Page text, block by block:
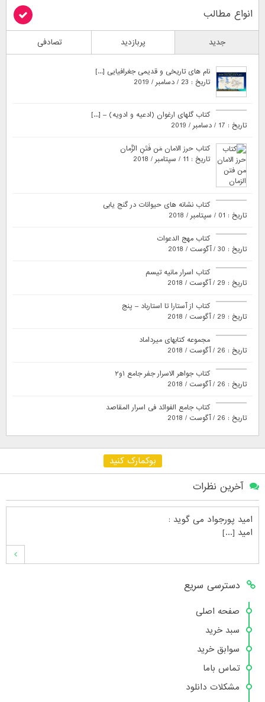
انواع مطالب
جدید پربازدید تصادفی
نام های تاریخی و قدیمی جغرافیایی [...]
تاریخ : 23 / دسامبر / 2019
کتاب گلهای ارغوان (ادعیه و ادویه) – [...]
تاریخ : 17 / دسامبر / 2019
کتاب حرز الامان مَن فَتَنِ الزَّمان
تاریخ : 11 / سپتامبر / 2018
کتاب نشانه های حیوانات در گنج یابی
تاریخ : 01 / سپتامبر / 2018
کتاب مهج الدعوات
تاریخ : 30 / آگوست / 2018
کتاب اسرار مانیه تیسم
تاریخ : 29 / آگوست / 2018
کتاب از آستارا تا استارباد – پنج
تاریخ : 29 / آگوست / 2018
مجموعه کتابهای میرداماد
تاریخ : 26 / آگوست / 2018
کتاب جواهر الاسرار جفر جامع ۱و۲
تاریخ : 26 / آگوست / 2018
کتاب جامع الفوائد فی اسرار المقاصد
تاریخ : 26 / آگوست / 2018
بوکمارک کنید
آخرین نظرات
امید پورجواد می گوید :
امید [...]
محمدشهنوازیمی گوید :
سلام بنده محمد شهنوازی فقط بوسیله ا [...]
محمدمی گوید :
سلام تعداد کتاب۶در سایت زیاد نیست [...]
دسترسی سریع
صفحه اصلی
سبد خرید
سوابق خرید
تماس باما
مشکلات دانلود